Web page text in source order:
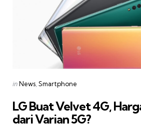
Categories
Posted
inNews Smartphone
LG Buat Velvet 4G,
dari Varian 5G?